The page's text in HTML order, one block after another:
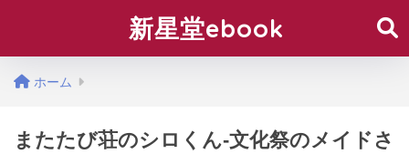
新星堂ebook
ホーム
またたび荘のシロくん-文化祭のメイドさ